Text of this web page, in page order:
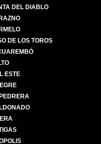
DEL DIABLO
DE LOS TOROS
ESTE